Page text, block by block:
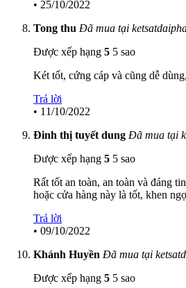
• 25/10/2022
Tong thu Đã mua tại
Được xếp hạng 5 5 sao
Két tốt, cứng cáp và cũng dễ
Trả lời
• 11/10/2022
Đinh thị tuyết dung Đã mua tại
Được xếp hạng 5 5 sao
Rất tốt an toàn, an toàn và đáng
hoặc cửa hàng này là tốt, khen
Trả lời
• 09/10/2022
Khánh Huyền Đã mua tại
Được xếp hạng 5 5 sao